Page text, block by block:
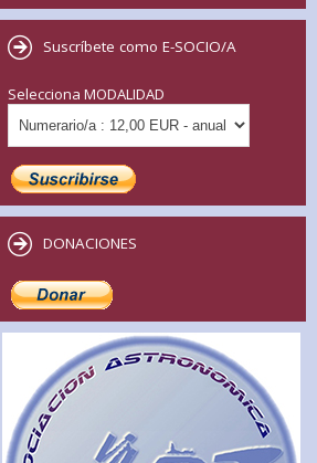
Suscríbete como E-SOCIO/A
Selecciona MODALIDAD
DONACIONES